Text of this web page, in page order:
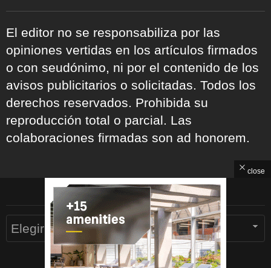
El editor no se responsabiliza por las
opiniones vertidas en los artículos firmados
o con seudónimo, ni por el contenido de los
avisos publicitarios o solicitadas. Todos los
derechos reservados. Prohibida su
reproducción total o parcial. Las
colaboraciones firmadas son ad honorem.
ARCHIVOS
Archivos
close